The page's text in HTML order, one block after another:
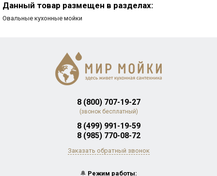
Данный товар размещен в разделах:
Овальные кухонные мойки
8 (800) 707-19-27
(звонок бесплатный)
8 (499) 991-19-59
8 (985) 770-08-72
Заказать обратный звонок
🔔 Режим работы: